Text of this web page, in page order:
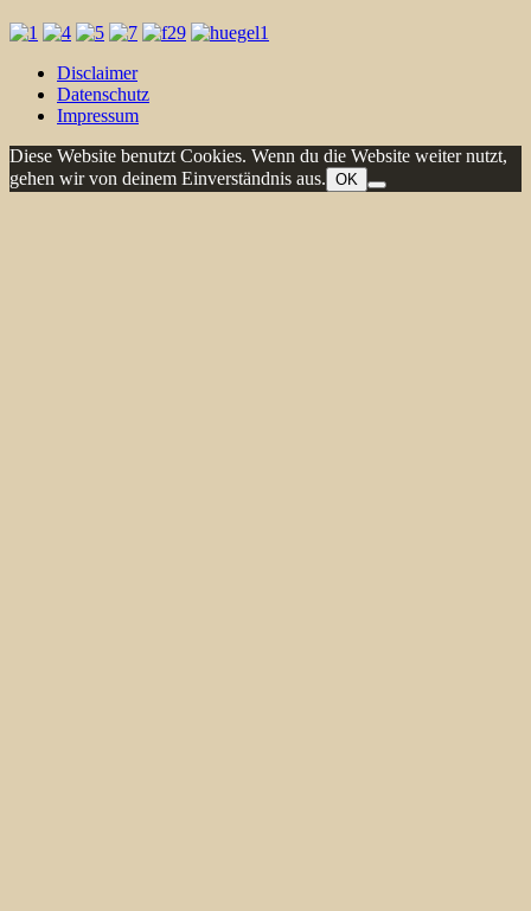
Disclaimer
Datenschutz
Impressum
Diese Website benutzt Cookies. Wenn du die Website weiter nutzt,
gehen wir von deinem Einverständnis aus. OK